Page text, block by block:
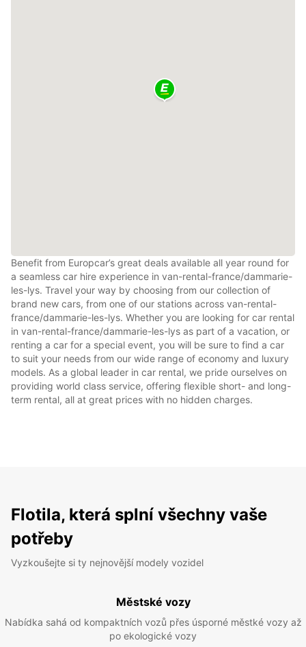
Benefit from Europcar’s great deals available all year round for
a seamless car hire experience in van-rental-france/dammarie-
les-lys. Travel your way by choosing from our collection of
brand new cars, from one of our stations across van-rental-
france/dammarie-les-lys. Whether you are looking for car rental
in van-rental-france/dammarie-les-lys as part of a vacation, or
renting a car for a special event, you will be sure to find a car
to suit your needs from our wide range of economy and luxury
models. As a global leader in car rental, we pride ourselves on
providing world class service, offering flexible short- and long-
term rental, all at great prices with no hidden charges.
Flotila, která splní všechny vaše
potřeby
Vyzkoušejte si ty nejnovější modely vozidel
Městské vozy
Nabídka sahá od kompaktních vozů přes úsporné městké vozy až
po ekologické vozy